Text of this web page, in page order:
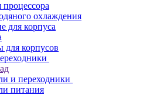
охлаждения
для корпуса
для корпусов
и переходники
питания